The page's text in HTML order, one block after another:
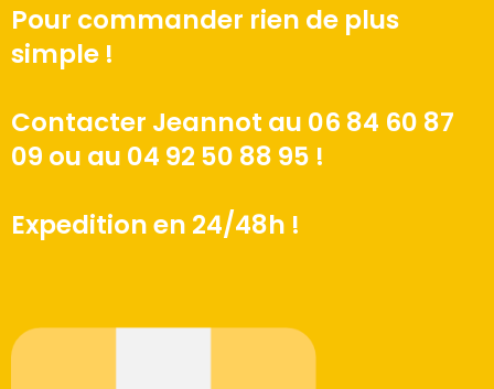
Pour commander rien de plus
simple !
Contacter Jeannot au 06 84 60 87
09 ou au 04 92 50 88 95 !
Expedition en 24/48h !